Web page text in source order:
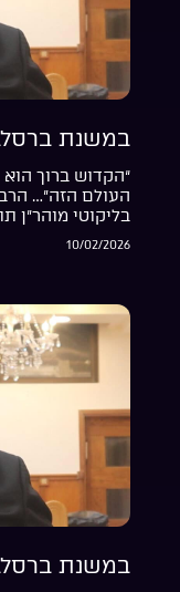
במשנת
“הקדוש ברוך
העולם הזה”…
בליקוטי מוהר”ן
10/02/2026
במשנת